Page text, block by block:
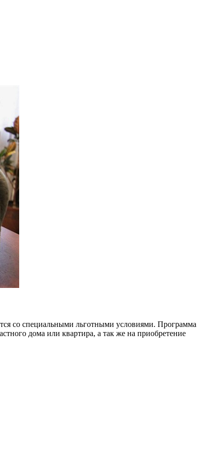
со специальными льготными условиями. Программа
дома или квартира, а так же на приобретение